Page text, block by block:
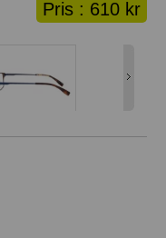
Lånekorg: 0 bågar
Pris : 610 kr